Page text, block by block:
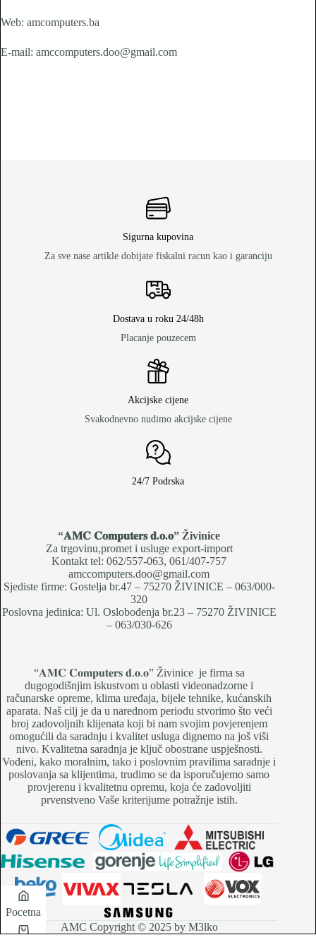
Web: amcomputers.ba
E-mail: amccomputers.doo@gmail.com
Sigurna kupovina
Za sve nase artikle dobijate fiskalni racun kao i garanciju
Dostava u roku 24/48h
Placanje pouzecem
Akcijske cijene
Svakodnevno nudimo akcijske cijene
24/7 Podrska
“𝐀𝐌𝐂 𝐂𝐨𝐦𝐩𝐮𝐭𝐞𝐫𝐬 𝐝.𝐨.𝐨” Živinice
Za trgovinu,promet i usluge export-import
Kontakt tel: 062/557-063, 061/407-757
amccomputers.doo@gmail.com
Sjediste firme: Gostelja br.47 – 75270 ŽIVINICE – 063/000-
320
Poslovna jedinica: Ul. Oslobođenja br.23 – 75270 ŽIVINICE
– 063/030-626
“𝐀𝐌𝐂 𝐂𝐨𝐦𝐩𝐮𝐭𝐞𝐫𝐬 𝐝.𝐨.𝐨” Živinice je firma sa
dugogodišnjim iskustvom u oblasti videonadzorne i
računarske opreme, klima uređaja, bijele tehnike, kućanskih
aparata. Naš cilj je da u narednom periodu stvorimo što veći
broj zadovoljnih klijenata koji bi nam svojim povjerenjem
omogućili da saradnju i kvalitet usluga dignemo na još viši
nivo. Kvalitetna saradnja je ključ obostrane uspješnosti.
Vođeni, kako moralnim, tako i poslovnim pravilima saradnje i
poslovanja sa klijentima, trudimo se da isporučujemo samo
provjerenu i kvalitetnu opremu, koja će zadovoljiti
prvenstveno Vaše kriterijume potražnje istih.
AMC Copyright © 2025 by M3lko
Pocetna